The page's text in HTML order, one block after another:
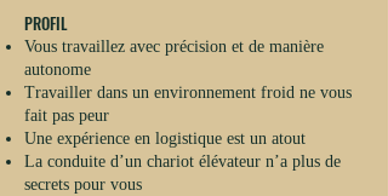
PROFIL
Vous travaillez avec précision et de manière
autonome
Travailler dans un environnement froid ne vous
fait pas peur
Une expérience en logistique est un atout
La conduite d’un chariot élévateur n’a plus de
secrets pour vous